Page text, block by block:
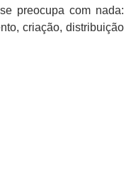
preocupa com nada:
criação, distribuição